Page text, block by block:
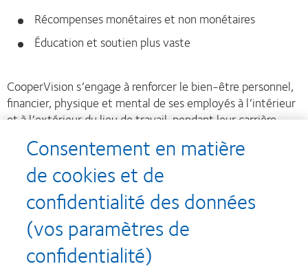
Récompenses monétaires et non monétaires
Éducation et soutien plus vaste
CooperVision s’engage à renforcer le bien-être personnel,
financier, physique et mental de ses employés à l’intérieur
et à l’extérieur du lieu de travail, pendant leur carrière
Recompenses
Consentement en matière
de cookies et de
confidentialité des données
(vos paramètres de
confidentialité)